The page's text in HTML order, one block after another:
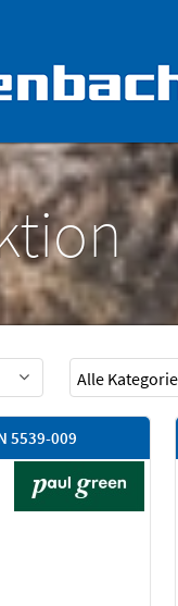
5539-009